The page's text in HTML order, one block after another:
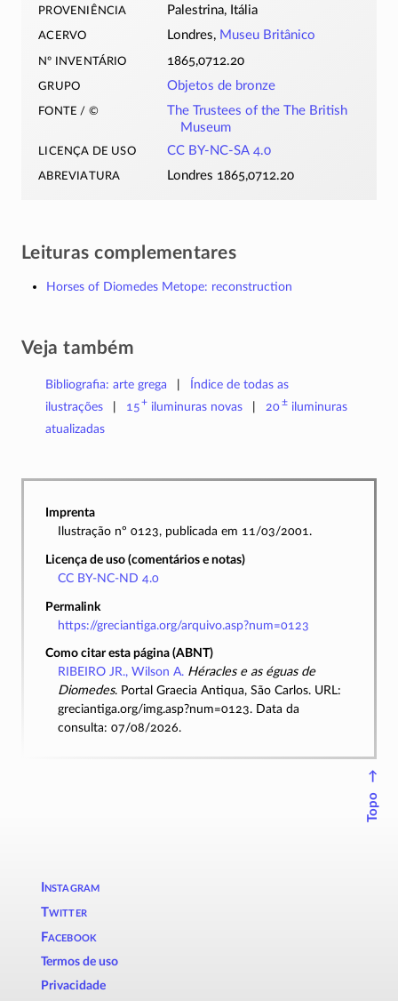
proveniência Palestrina, Itália
acervo Londres, Museu Britânico
nº inventário 1865,0712.20
grupo Objetos de bronze
fonte / ©
The Trustees of the The British
Museum
licença de uso CC BY-NC-SA 4.0
abreviatura Londres 1865,0712.20
Leituras complementares
Horses of Diomedes Metope: reconstruction
Veja também
Bibliografia: arte grega
Índice de todas as
ilustrações
15+ iluminuras novas 20±iluminuras
atualizadas
Imprenta
Ilustração nº 0123, publicada em 11/03/2001.
Licença de uso (comentários e notas)
CC BY-NC-ND 4.0
Permalink
https://greciantiga.org/arquivo.asp?num=0123
Como citar esta página (ABNT)
RIBEIRO JR., Wilson A. Héracles e as éguas de
Diomedes. Portal Graecia Antiqua, São Carlos. URL:
greciantiga.org/img.asp?num=0123. Data da
consulta: 07/08/2026.
↑
Topo
Instagram
Twitter
Facebook
Termos de uso
Privacidade